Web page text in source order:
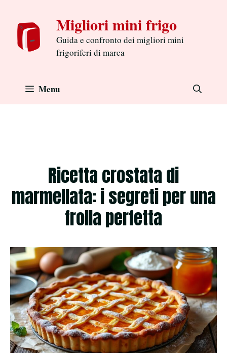
contenu
Migliori mini frigo
Guida e confronto dei migliori mini
frigoriferi di marca
Menu
Ricetta crostata di
marmellata: i segreti per una
frolla perfetta